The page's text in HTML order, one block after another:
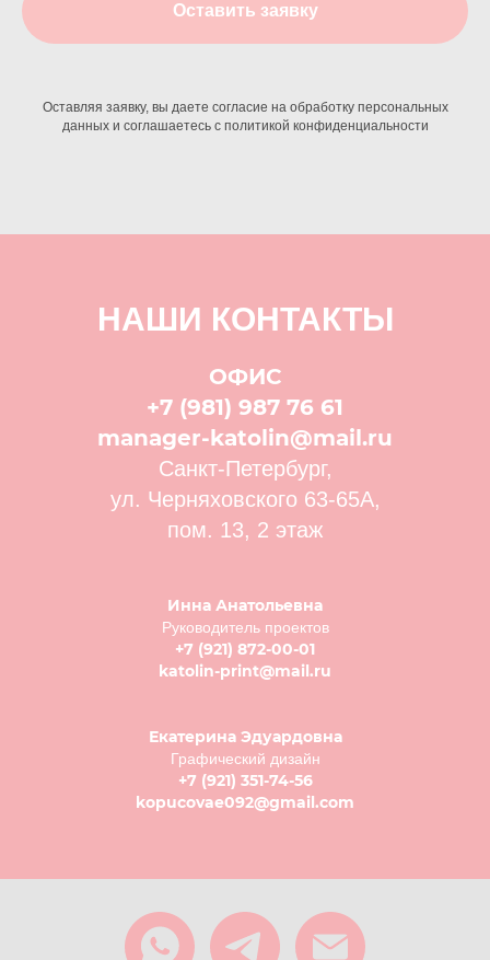
Оставить заявку
Оставляя заявку, вы даете согласие на обработку персональных
данных и соглашаетесь c политикой конфиденциальности
НАШИ КОНТАКТЫ
ОФИС
+7 (981) 987 76 61
manager-katolin@mail.ru
Санкт-Петербург,
ул. Черняховского 63-65А,
пом. 13, 2 этаж
Инна Анатольевна
Руководитель проектов
+7 (921) 872-00-01
katolin-print@mail.ru
Екатерина Эдуардовна
Графический дизайн
+7 (921) 351-74-56
kopucovae092@gmail.com